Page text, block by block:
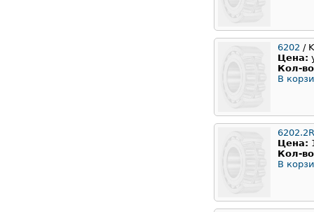
6202 /
Цена:
Кол-
В
Цена:
Кол-
В